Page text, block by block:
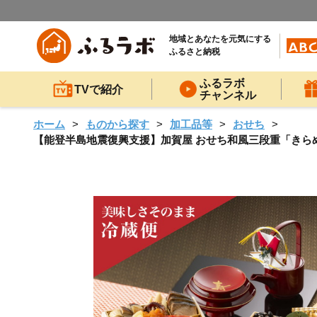
地域とあなたを元気にする
ふるさと納税
TVで紹介
ふるラボ
チャンネル
ホーム ものから探す 加工品等
おせち
【能登半島地震復興支援】加賀屋 おせち和風三段重「き